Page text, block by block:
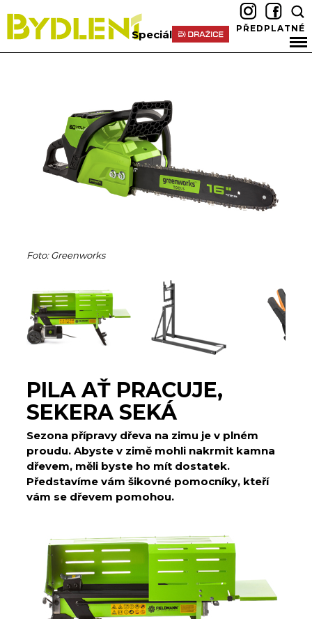
Speciál PŘEDPLATNÉ
Foto: Greenworks
PILA AŤ PRACUJE,
SEKERA SEKÁ
Sezona přípravy dřeva na zimu je v plném
proudu. Abyste v zimě mohli nakrmit kamna
dřevem, měli byste ho mít dostatek.
Představíme vám šikovné pomocníky, kteří
vám se dřevem pomohou.